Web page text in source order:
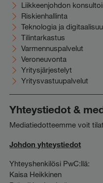
Liikkeenjohdon
Riskienhallinta
Teknologia ja
Tilintarkastus
Varmennuspalvelut
Veroneuvonta
Yritysjärjestelyt
Yritysvastuupalvelut
Yhteystiedot &
Mediatiedotteemme voit
Johdon yhteystiedot
Yhteyshenkilösi PwC:llä:
Kaisa Heikkinen